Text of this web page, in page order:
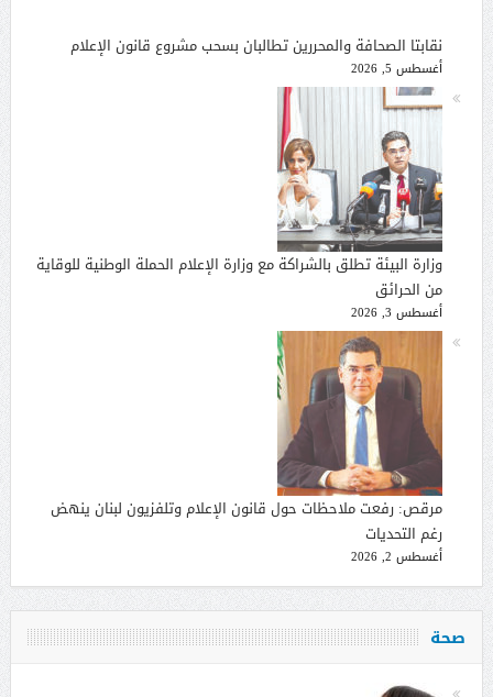
نقابتا الصحافة والمحررين تطالبان بسحب مشروع قانون الإعلام
أغسطس 5, 2026
وزارة البيئة تطلق بالشراكة مع وزارة الإعلام الحملة الوطنية للوقاية
من الحرائق
أغسطس 3, 2026
مرقص: رفعت ملاحظات حول قانون الإعلام وتلفزيون لبنان ينهض
رغم التحديات
أغسطس 2, 2026
صحة